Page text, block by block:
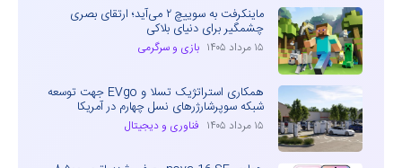
ماینکرفت به سوییچ ۲ می‌آید؛ ارتقای بصری
چشمگیر برای دنیای بلاکی
۱۵ مرداد ۱۴۰۵ بازی و سرگرمی
همکاری استراتژیک تسلا و EVgo جهت توسعه
شبکه سوپرشارژرهای نسل چهارم در آمریکا
۱۵ مرداد ۱۴۰۵ فناوری و دیجیتال